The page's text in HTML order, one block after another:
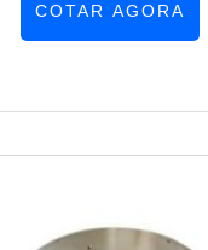
COTAR AGORA